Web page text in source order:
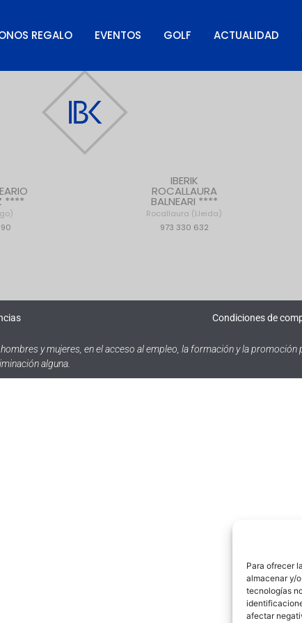
Para ofrecer
almacenar y/
tecnologías
afectar
REGALO EVENTOS GOLF ACTUALIDAD
****
IBERIK
ROCALLAURA
BALNEARI ****
Rocallaura (Lleida)
973 330 632
Condiciones de
y mujeres, en el acceso al empleo, la formación y la
alguna.